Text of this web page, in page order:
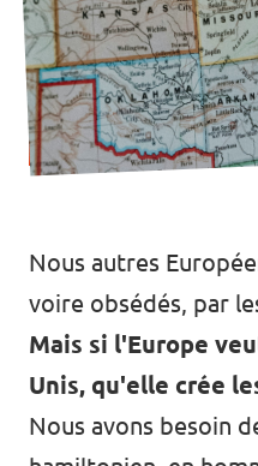
Adhérer
Nous autres
voire obsédés, par
Mais si l'Europe
Unis, qu'elle crée
Nous avons besoin